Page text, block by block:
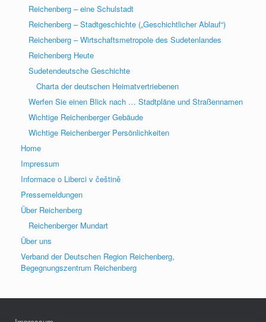
Reichenberg – eine Schulstadt
Reichenberg – Stadtgeschichte („Geschichtlicher Ablauf“)
Reichenberg – Wirtschaftsmetropole des Sudetenlandes
Reichenberg Heute
Sudetendeutsche Geschichte
Charta der deutschen Heimatvertriebenen
Werfen Sie einen Blick nach … Stadtpläne und Straßennamen
Wichtige Reichenberger Gebäude
Wichtige Reichenberger Persönlichkeiten
Home
Impressum
Informace o Liberci v češtině
Pressemeldungen
Über Reichenberg
Reichenberger Mundart
Über uns
Verband der Deutschen Region Reichenberg,
Begegnungszentrum Reichenberg